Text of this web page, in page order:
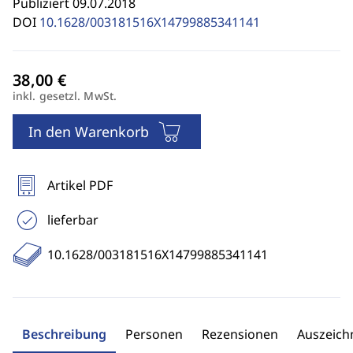
DOI 10.1628/003181516X14799885341141
inkl. gesetzl. MwSt.
In den Warenkorb
Artikel PDF
lieferbar
10.1628/003181516X14799885341141
Beschreibung Personen Rezensionen